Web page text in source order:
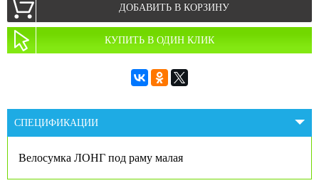
ДОБАВИТЬ В КОРЗИНУ
КУПИТЬ В ОДИН КЛИК
СПЕЦИФИКАЦИИ
Велосумка ЛОНГ под раму малая